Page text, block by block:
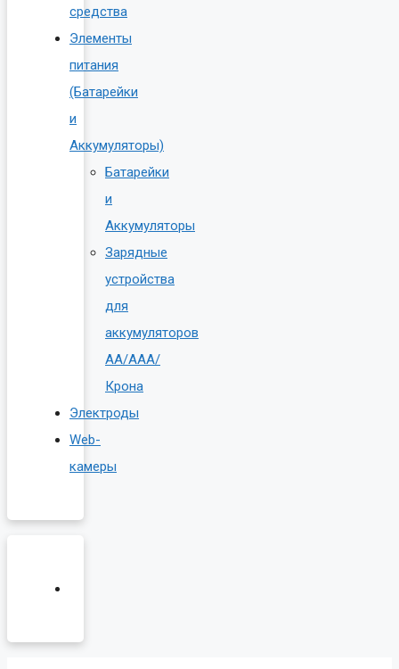
средства
Элементы
питания
(Батарейки
и
Аккумуляторы)
Батарейки
и
Аккумуляторы
Зарядные
устройства
для
аккумуляторов
AA/AAA/
Крона
Электроды
Web-
камеры